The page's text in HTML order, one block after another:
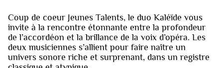
Coup de coeur Jeunes Talents, le duo Kaléïde vous
invite à la rencontre étonnante entre la profondeur
de l’accordéon et la brillance de la voix d’opéra. Les
deux musiciennes s’allient pour faire naître un
univers sonore riche et surprenant, dans un registre